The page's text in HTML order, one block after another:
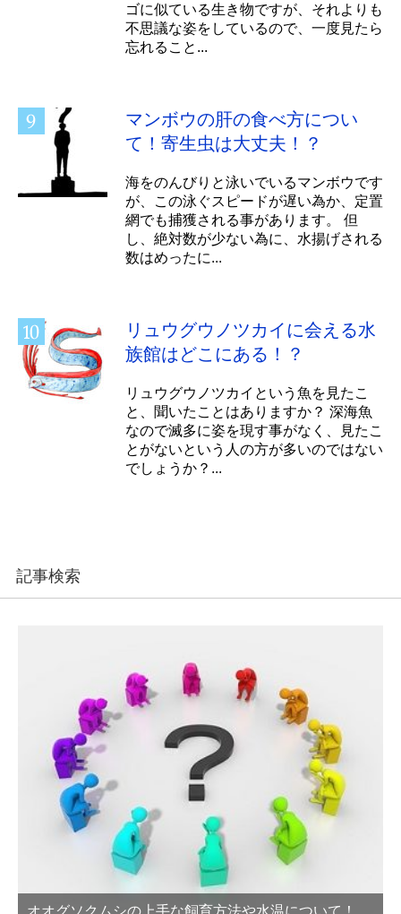
ゴに似ている生き物ですが、それよりも
不思議な姿をしているので、一度見たら
忘れること...
マンボウの肝の食べ方につい
て！寄生虫は大丈夫！？
海をのんびりと泳いでいるマンボウです
が、この泳ぐスピードが遅い為か、定置
網でも捕獲される事があります。 但
し、絶対数が少ない為に、水揚げされる
数はめったに...
リュウグウノツカイに会える水
族館はどこにある！？
リュウグウノツカイという魚を見たこ
と、聞いたことはありますか？ 深海魚
なので滅多に姿を現す事がなく、見たこ
とがないという人の方が多いのではない
でしょうか？...
記事検索
オオグソクムシの上手な飼育方法や水温について！